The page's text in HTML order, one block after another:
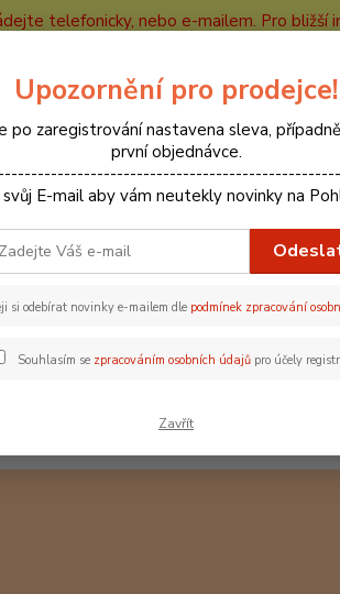
telefonicky, nebo e-mailem. Pro bližší
Hledat
Pohlednice
Upozornění pro prodejce!
po zaregistrování nastavena sleva,
první objednávce.
E-mail aby vám neutekly novinky na
si odebírat novinky e-mailem dle podmínek zpracování
Souhlasím se zpracováním osobních údajůpro účely
Zavřít